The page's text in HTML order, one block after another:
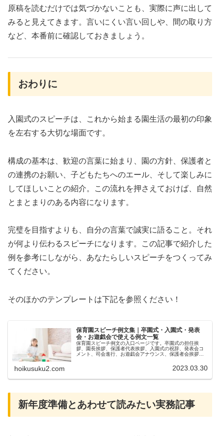
原稿を読むだけでは気づかないことも、実際に声に出して
みると見えてきます。言いにくい言い回しや、間の取り方
など、本番前に確認しておきましょう。
おわりに
入園式のスピーチは、これから始まる園生活の最初の印象
を左右する大切な場面です。
構成の基本は、歓迎の言葉に始まり、園の方針、保護者と
の連携のお願い、子どもたちへのエール、そして楽しみに
してほしいことの紹介。この流れを押さえておけば、自然
とまとまりのある内容になります。
完璧を目指すよりも、自分の言葉で誠実に語ること。それ
が何より伝わるスピーチになります。この記事で紹介した
例を参考にしながら、あなたらしいスピーチをつくってみ
てください。
そのほかのテンプレートは下記を参照ください！
保育園スピーチ例文集｜卒園式・入園式・発表
会・お遊戯会で使える例文一覧
保育園スピーチ例文の入口ページです。卒園式の担任挨
拶、園長挨拶、保護者代表挨拶、入園式の祝辞、発表会コ
メント、司会進行、お遊戯会アナウンス、保護者会挨拶を
hoikusuku2.com 2023.03.30
新年度準備とあわせて読みたい実務記事